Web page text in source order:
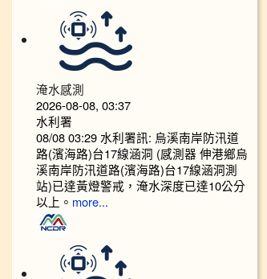
淹水感測
2026-08-08, 03:37
水利署
08/08 03:29 水利署訊: 烏溪南岸防汛道
路(濱海路)台17線涵洞 (感測器 伸港鄉烏
溪南岸防汛道路(濱海路)台17線涵洞測
站)已達黃燈警戒，淹水深度已達10公分
以上。​​​ more...